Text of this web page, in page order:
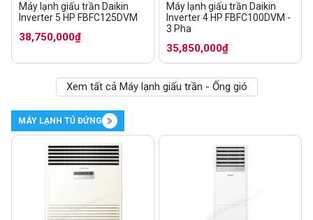
Máy lạnh giấu trần Daikin
Inverter 5 HP FBFC125DVM
38,750,000₫
Máy lạnh giấu trần Daikin
Inverter 4 HP FBFC100DVM -
3 Pha
35,850,000₫
Xem tất cả Máy lạnh giấu trần - Ống gió
MÁY LẠNH TỦ ĐỨNG